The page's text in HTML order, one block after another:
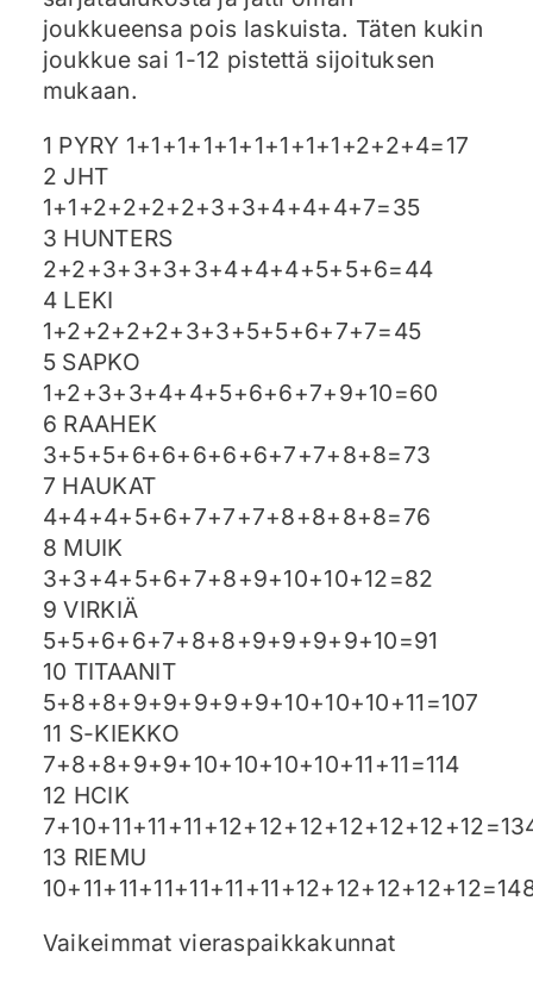
joukkueensa pois laskuista. Täten kukin
joukkue sai 1-12 pistettä sijoituksen
mukaan.
1 PYRY 1+1+1+1+1+1+1+1+1+2+2+4=17
2 JHT
1+1+2+2+2+2+3+3+4+4+4+7=35
3 HUNTERS
2+2+3+3+3+3+4+4+4+5+5+6=44
4 LEKI
1+2+2+2+2+3+3+5+5+6+7+7=45
5 SAPKO
1+2+3+3+4+4+5+6+6+7+9+10=60
6 RAAHEK
3+5+5+6+6+6+6+6+7+7+8+8=73
7 HAUKAT
4+4+4+5+6+7+7+7+8+8+8+8=76
8 MUIK
3+3+4+5+6+7+8+9+10+10+12=82
9 VIRKIÄ
5+5+6+6+7+8+8+9+9+9+9+10=91
10 TITAANIT
5+8+8+9+9+9+9+9+10+10+10+11=107
11 S-KIEKKO
7+8+8+9+9+10+10+10+10+11+11=114
12 HCIK
13 RIEMU
Vaikeimmat vieraspaikkakunnat